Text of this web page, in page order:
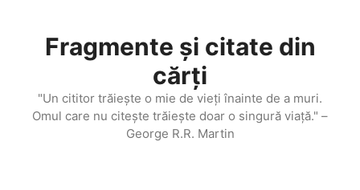
conținutFragmente și citate din
cărți
"Un cititor trăieşte o mie de vieţi înainte de a muri.
Omul care nu citeşte trăieşte doar o singură viaţă." –
George R.R. Martin